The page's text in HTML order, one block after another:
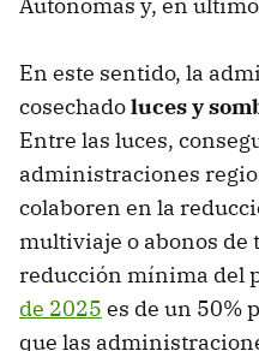
Autónomas y, en
En este sentido, la
cosechadoluces y
Entre las luces,
administraciones
colaboren en la
multiviaje o abonos de
reducción mínima del
de 2025 es de un 50%
que las